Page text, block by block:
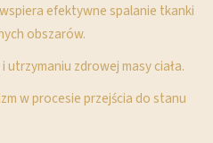
efektywne spalanie tkanki
obszarów.
utrzymaniu zdrowej masy ciała.
w procesie przejścia do stanu